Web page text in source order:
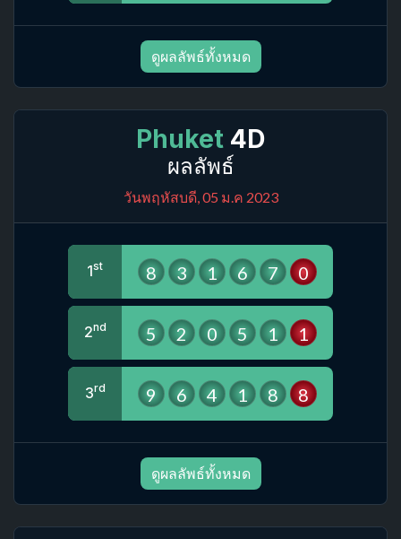
ดูผลลัพธ์ทั้งหมด
Phuket 4D
ผลลัพธ์
วันพฤหัสบดี, 05 ม.ค 2023
1st 8 3 1 6 7 0
2nd 5 2 0 5 1 1
3rd 9 6 4 1 8 8
ดูผลลัพธ์ทั้งหมด